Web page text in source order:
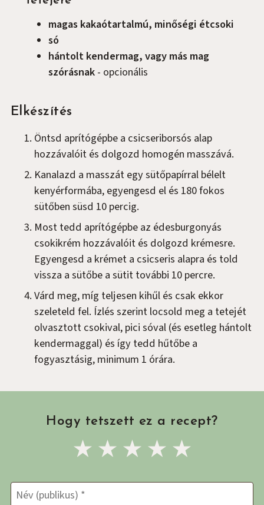
magas kakaótartalmú, minőségi étcsoki
só
hántolt kendermag, vagy más mag
szórásnak- opcionális
Elkészítés
Öntsd aprítógépbe a csicseriborsós alap
hozzávalóit és dolgozd homogén masszává.
Kanalazd a masszát egy sütőpapírral bélelt
kenyérformába, egyengesd el és 180 fokos
sütőben süsd 10 percig.
Most tedd aprítógépbe az édesburgonyás
csokikrém hozzávalóit és dolgozd krémesre.
Egyengesd a krémet a csicseris alapra és told
vissza a sütőbe a sütit további 10 percre.
Várd meg, míg teljesen kihűl és csak ekkor
szeleteld fel. Ízlés szerint locsold meg a tetejét
olvasztott csokival, pici sóval (és esetleg hántolt
kendermaggal) és így tedd hűtőbe a
fogyasztásig, minimum 1 órára.
Hogy tetszett ez a recept?
Értékelés*
Az e-mail címet nem tesszük
A kötelező mezőket
Név